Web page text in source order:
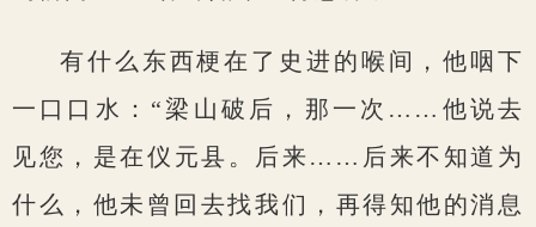
有什么东西梗在了史进的喉间，他咽下
一口口水：“梁山破后，那一次……他说去
见您，是在仪元县。后来……后来不知道为
什么，他未曾回去找我们，再得知他的消息